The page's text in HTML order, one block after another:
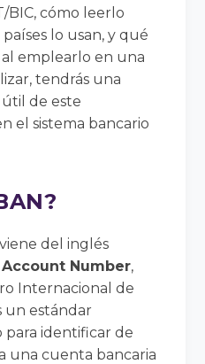
BIC, cómo leerlo
lo usan, y qué
emplearlo en una
tendrás una
de este
el sistema bancario
del inglés
Number,
Internacional de
un estándar
identificar de
una cuenta bancaria